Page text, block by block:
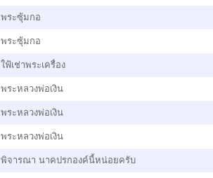
พระซุ้มกอ
พระซุ้มกอ
ใฟ้เช่าพระเครื่อง
พระหลวงพ่อเงิน
พระหลวงพ่อเงิน
พระหลวงพ่อเงิน
พิจารณา นาคปรกองค์นี้หน่อยครับ